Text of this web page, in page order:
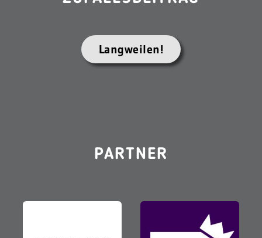
Langweilen!
PARTNER